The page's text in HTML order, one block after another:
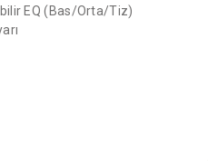
EQ (Bas/Orta/Tiz)